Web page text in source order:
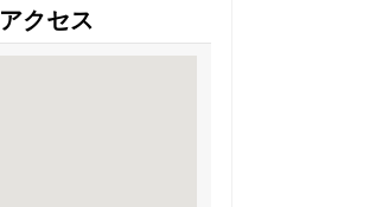
アクセス